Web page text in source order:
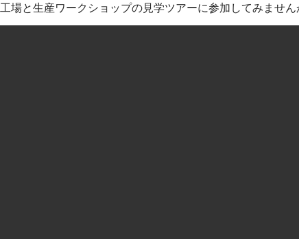
工場と生産ワークショップの見学ツアーに参加してみません